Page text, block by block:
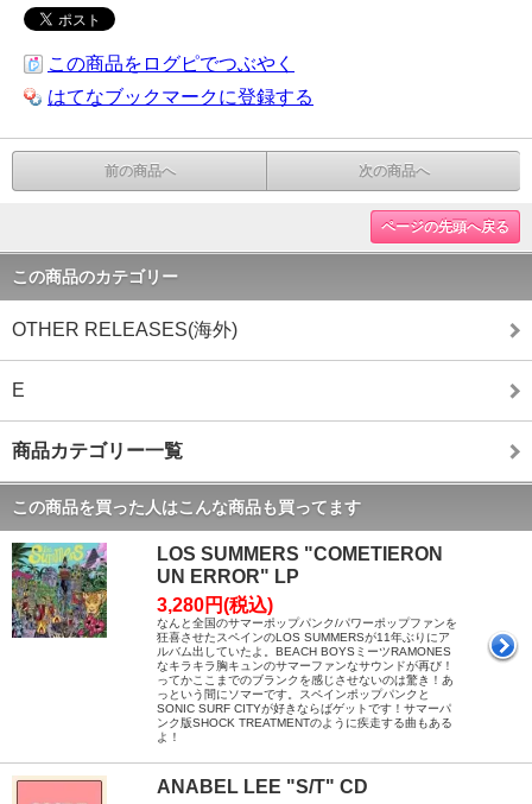
この商品をログピでつぶやく
はてなブックマークに登録する
前の商品へ 次の商品へ
ページの先頭へ戻る
この商品のカテゴリー
OTHER RELEASES(海外)
E
商品カテゴリー一覧
この商品を買った人はこんな商品も買ってます
LOS SUMMERS "COMETIERON
UN ERROR" LP
3,280円(税込)
なんと全国のサマーポップパンク/パワーポップファンを
狂喜させたスペインのLOS SUMMERSが11年ぶりにア
ルバム出していたよ。BEACH BOYSミーツRAMONES
なキラキラ胸キュンのサマーファンなサウンドが再び！
ってかここまでのブランクを感じさせないのは驚き！あ
っという間にソマーです。スペインポップパンクと
SONIC SURF CITYが好きならばゲットです！サマーパ
ンク版SHOCK TREATMENTのように疾走する曲もある
よ！
ANABEL LEE "S/T" CD